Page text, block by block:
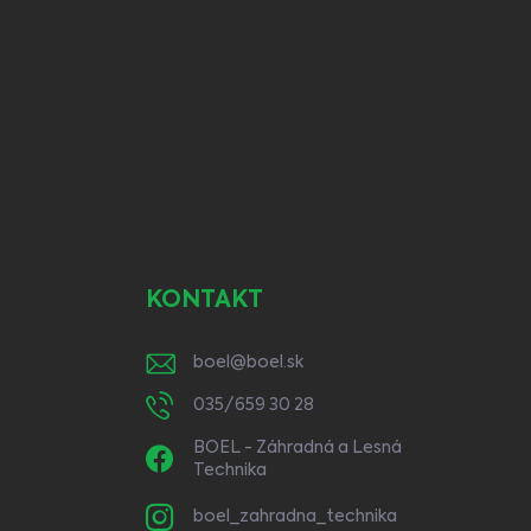
KONTAKT
boel @ boel.sk
035/659 30 28
BOEL - Záhradná a Lesná
Technika
boel_zahradna_technika